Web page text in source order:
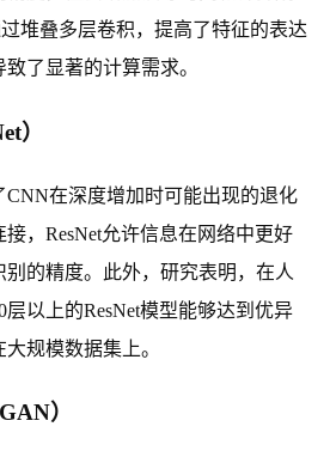
堆叠多层卷积，提高了特征的表达
了显著的计算需求。
）
在深度增加时可能出现的退化
，ResNet允许信息在网络中更好
的精度。此外，研究表明，在人
以上的ResNet模型能够达到优异
规模数据集上。
）